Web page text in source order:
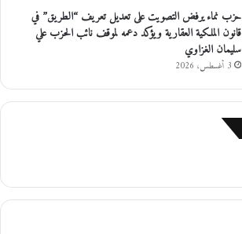
حزب نماء يرفض التصويت على تعديل تعريف “الطريق” في
قانون الملكية العقارية ويؤكد دعمه لموقف نائب الحزب علي
سليمان الغزاوي
3 أغسطس، 2026